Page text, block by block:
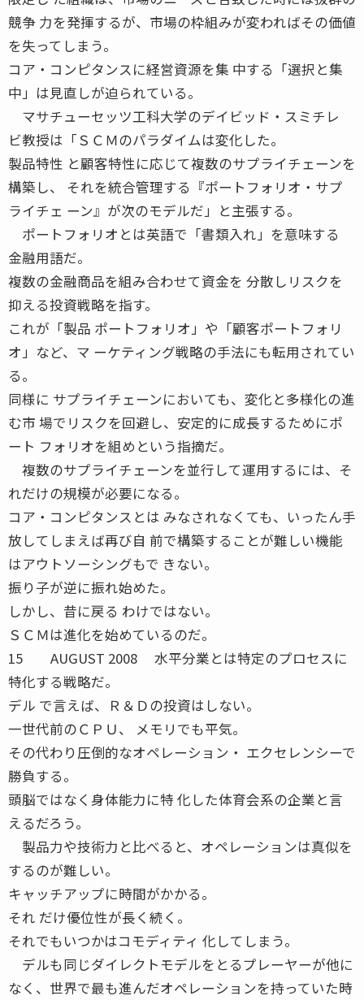
競争 力を発揮するが、市場の枠組みが変わればその価値
を失ってしまう。
コア・コンピタンスに経営資源を集 中する「選択と集
中」は見直しが迫られている。
マサチューセッツ工科大学のデイビッド・スミチレ
ビ教授は「ＳＣＭのパラダイムは変化した。
製品特性 と顧客特性に応じて複数のサプライチェーンを
構築し、 それを統合管理する『ポートフォリオ・サプ
ライチェ ーン』が次のモデルだ」と主張する。
ポートフォリオとは英語で「書類入れ」を意味する
金融用語だ。
複数の金融商品を組み合わせて資金を 分散しリスクを
抑える投資戦略を指す。
これが「製品 ポートフォリオ」や「顧客ポートフォリ
オ」など、マ ーケティング戦略の手法にも転用されてい
る。
同様に サプライチェーンにおいても、変化と多様化の進
む市 場でリスクを回避し、安定的に成長するためにポ
ート フォリオを組めという指摘だ。
複数のサプライチェーンを並行して運用するには、そ
れだけの規模が必要になる。
コア・コンピタンスとは みなされなくても、いったん手
放してしまえば再び自 前で構築することが難しい機能
はアウトソーシングもで きない。
振り子が逆に振れ始めた。
しかし、昔に戻る わけではない。
ＳＣＭは進化を始めているのだ。
15 AUGUST 2008 水平分業とは特定のプロセスに
特化する戦略だ。
デル で言えば、Ｒ＆Ｄの投資はしない。
一世代前のＣＰＵ、 メモリでも平気。
その代わり圧倒的なオペレーション・ エクセレンシーで
勝負する。
頭脳ではなく身体能力に特 化した体育会系の企業と言
えるだろう。
製品力や技術力と比べると、オペレーションは真似を
するのが難しい。
キャッチアップに時間がかかる。
それ だけ優位性が長く続く。
それでもいつかはコモディティ 化してしまう。
デルも同じダイレクトモデルをとるプレーヤーが他に
なく、世界で最も進んだオペレーションを持っていた時